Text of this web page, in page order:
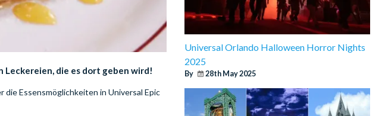
Leckereien, die es dort geben wird!
die Essensmöglichkeiten in Universal Epic
Universal Orlando Halloween Horror Nights
2025
By 28th May 2025